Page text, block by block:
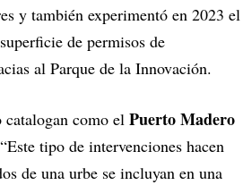
y también experimentó en 2023 el
de permisos de
al Parque de la Innovación.
como el Puerto Madero
tipo de intervenciones hacen
de una urbe se incluyan en una